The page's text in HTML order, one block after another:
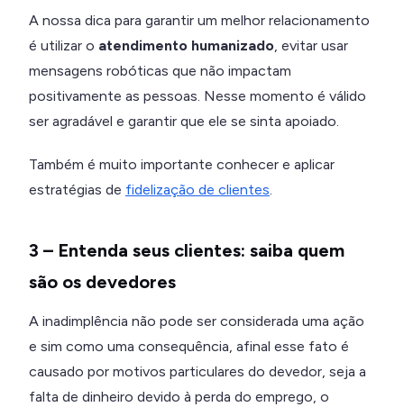
A nossa dica para garantir um melhor relacionamento
é utilizar o atendimento humanizado, evitar usar
mensagens robóticas que não impactam
positivamente as pessoas. Nesse momento é válido
ser agradável e garantir que ele se sinta apoiado.
Também é muito importante conhecer e aplicar
estratégias de fidelização de clientes.
3 – Entenda seus clientes: saiba quem
são os devedores
A inadimplência não pode ser considerada uma ação
e sim como uma consequência, afinal esse fato é
causado por motivos particulares do devedor, seja a
falta de dinheiro devido à perda do emprego, o